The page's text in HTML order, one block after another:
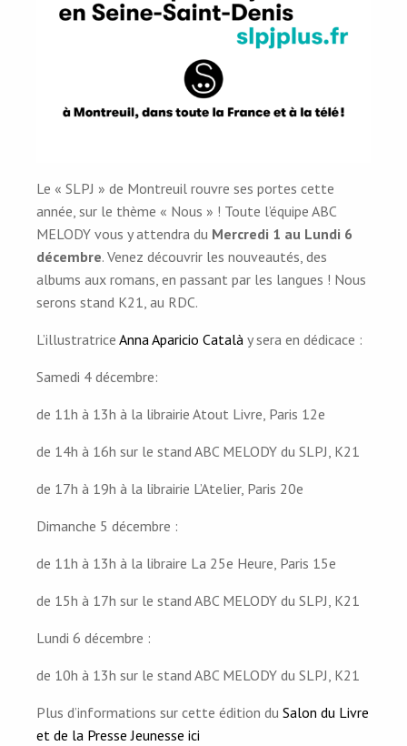
Le « SLPJ » de Montreuil rouvre ses portes cette
année, sur le thème « Nous » ! Toute l’équipe ABC
MELODY vous y attendra du Mercredi 1 au Lundi 6
décembre. Venez découvrir les nouveautés, des
albums aux romans, en passant par les langues ! Nous
serons stand K21, au RDC.
L’illustratrice Anna Aparicio Català y sera en dédicace :
Samedi 4 décembre:
de 11h à 13h à la librairie Atout Livre, Paris 12e
de 14h à 16h sur le stand ABC MELODY du SLPJ, K21
de 17h à 19h à la librairie L’Atelier, Paris 20e
Dimanche 5 décembre :
de 11h à 13h à la libraire La 25e Heure, Paris 15e
de 15h à 17h sur le stand ABC MELODY du SLPJ, K21
Lundi 6 décembre :
de 10h à 13h sur le stand ABC MELODY du SLPJ, K21
Plus d’informations sur cette édition du Salon du Livre
et de la Presse Jeunesse ici